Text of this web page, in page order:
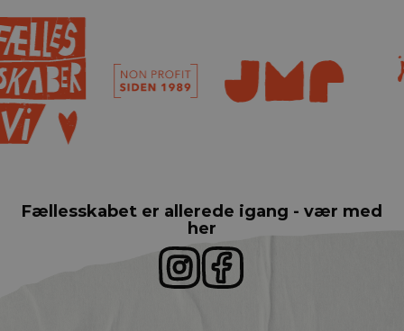
Fællesskabet er allerede igang - vær med
her